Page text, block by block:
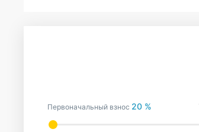
Первоначальный взнос 20 %